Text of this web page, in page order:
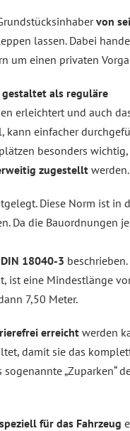
von
lassen. Dabei
um einen privaten
als reguläre
erleichtert und auch
kann einfacher
besonders wichtig,
zugestellt werden.
Diese Norm ist in
Da die Bauordnungen
18040-3 beschrieben.
ist eine Mindestlänge
7,50 Meter.
erreicht werden
damit sie das
„Zuparken“
speziell für das Fahrzeug